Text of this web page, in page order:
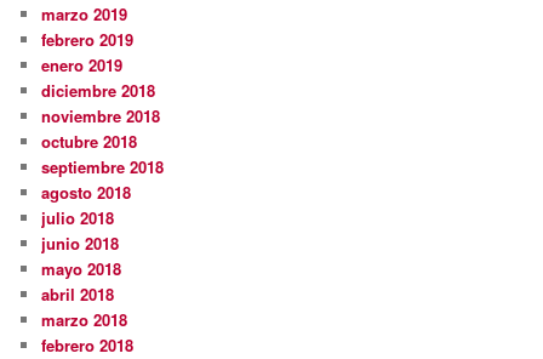
marzo 2019
febrero 2019
enero 2019
diciembre 2018
noviembre 2018
octubre 2018
septiembre 2018
agosto 2018
julio 2018
junio 2018
mayo 2018
abril 2018
marzo 2018
febrero 2018